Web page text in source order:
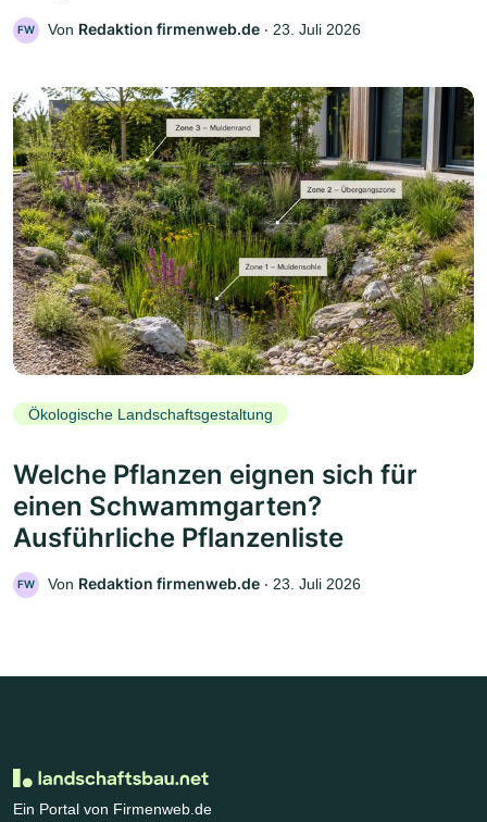
FW Von Redaktion firmenweb.de ‧ 23. Juli 2026
Ökologische Landschaftsgestaltung
Welche Pflanzen eignen sich für
einen Schwammgarten?
Ausführliche Pflanzenliste
FW Von Redaktion firmenweb.de ‧ 23. Juli 2026
Ein Portal von Firmenweb.de